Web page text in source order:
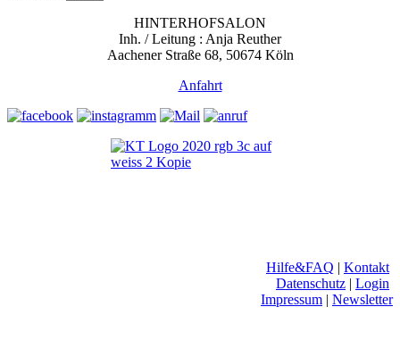
HINTERHOFSALON
Inh. / Leitung : Anja Reuther
Aachener Straße 68, 50674 Köln
Anfahrt
Hilfe&FAQ | Kontakt
Datenschutz | Login
Impressum | Newsletter